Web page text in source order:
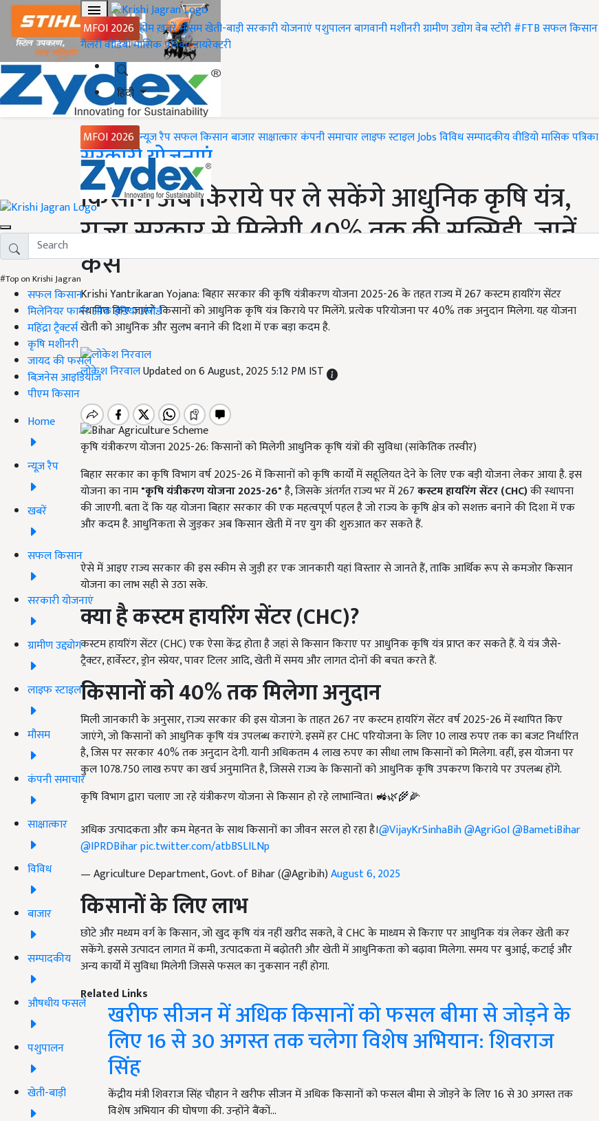
MFOI 2026 होमख़बरेंमौसमखेती-बाड़ीसरकारी योजनाएंपशुपालनबागवानीमशीनरीग्रामीण उद्योगवेब स्टोरी#FTBसफल किसान
गैलरीवीडियोमासिक पत्रिकाडायरेक्टरी
हिंदी
MFOI 2026 न्यूज़ रैपसफल किसानबाजारसाक्षात्कारकंपनी समाचारलाइफ स्टाइलJobsविविधसम्पादकीयवीडियोमासिक पत्रिका
#Top on Krishi Jagran
सफल किसान
मिलेनियर फार्मर ऑफ इंडिया अवॉर्ड
महिंद्रा ट्रैक्टर्स
कृषि मशीनरी
जायद की फसल
बिज़नेस आइडियाज
पीएम किसान
Home
न्यूज़ रैप
खबरें
सफल किसान
सरकारी योजनाएं
ग्रामीण उद्द्योग
लाइफ स्टाइल
मौसम
कंपनी समाचार
साक्षात्कार
विविध
बाजार
सम्पादकीय
औषधीय फसलें
पशुपालन
खेती-बाड़ी
Home
सरकारी योजनाएं
किसान अब किराये पर ले सकेंगे आधुनिक कृषि यंत्र,
राज्य सरकार से मिलेगी 40% तक की सब्सिडी, जानें
कैसे
Krishi Yantrikaran Yojana: बिहार सरकार की कृषि यंत्रीकरण योजना 2025-26 के तहत राज्य में 267 कस्टम हायरिंग सेंटर
स्थापित किए जाएंगे. किसानों को आधुनिक कृषि यंत्र किराये पर मिलेंगे. प्रत्येक परियोजना पर 40% तक अनुदान मिलेगा. यह योजना
खेती को आधुनिक और सुलभ बनाने की दिशा में एक बड़ा कदम है.
लोकेश निरवालUpdated on 6 August, 2025 5:12 PM IST
कृषि यंत्रीकरण योजना 2025-26: किसानों को मिलेगी आधुनिक कृषि यंत्रों की सुविधा (सांकेतिक तस्वीर)
बिहार सरकार का कृषि विभाग वर्ष 2025-26 में किसानों को कृषि कार्यों में सहूलियत देने के लिए एक बड़ी योजना लेकर आया है. इस
योजना का नाम"कृषि यंत्रीकरण योजना 2025-26"है, जिसके अंतर्गत राज्य भर में 267कस्टम हायरिंग सेंटर (CHC)की स्थापना
की जाएगी. बता दें कि यह योजना बिहार सरकार की एक महत्वपूर्ण पहल है जो राज्य के कृषि क्षेत्र को सशक्त बनाने की दिशा में एक
और कदम है. आधुनिकता से जुड़कर अब किसान खेती में नए युग की शुरुआत कर सकते हैं.
ऐसे में आइए राज्य सरकार की इस स्कीम से जुड़ी हर एक जानकारी यहां विस्तार से जानते हैं, ताकि आर्थिक रूप से कमजोर किसान
योजना का लाभ सही से उठा सके.
क्या है कस्टम हायरिंग सेंटर (CHC)?
कस्टम हायरिंग सेंटर (CHC) एक ऐसा केंद्र होता है जहां से किसान किराए पर आधुनिक कृषि यंत्र प्राप्त कर सकते हैं. ये यंत्र जैसे-
ट्रैक्टर, हार्वेस्टर, ड्रोन स्प्रेयर, पावर टिलर आदि, खेती में समय और लागत दोनों की बचत करते हैं.
किसानों को 40%तकमिलेगा अनुदान
मिली जानकारी के अनुसार, राज्य सरकार की इस योजना के ताहत 267 नए कस्टम हायरिंग सेंटर वर्ष 2025-26 में स्थापित किए
जाएंगे, जो किसानों को आधुनिक कृषि यंत्र उपलब्ध कराएंगे. इसमें हर CHC परियोजना के लिए 10 लाख रुपए तक का बजट निर्धारित
है, जिस पर सरकार 40% तक अनुदान देगी. यानी अधिकतम 4 लाख रुपए का सीधा लाभ किसानों को मिलेगा. वहीं, इस योजना पर
कुल 1078.750 लाख रुपए का खर्च अनुमानित है, जिससे राज्य के किसानों को आधुनिक कृषि उपकरण किराये पर उपलब्ध होंगे.
कृषि विभाग द्वारा चलाए जा रहे यंत्रीकरण योजना से किसान हो रहे लाभान्वित। 🚜🌿🌾🌽
अधिक उत्पादकता और कम मेहनत के साथ किसानों का जीवन सरल हो रहा है।@VijayKrSinhaBih@AgriGoI@BametiBihar
@IPRDBiharpic.twitter.com/atbBSLILNp
— Agriculture Department, Govt. of Bihar (@Agribih)August 6, 2025
किसानों के लिए लाभ
छोटे और मध्यम वर्ग के किसान, जो खुद कृषि यंत्र नहीं खरीद सकते, वे CHC के माध्यम से किराए पर आधुनिक यंत्र लेकर खेती कर
सकेंगे. इससे उत्पादन लागत में कमी, उत्पादकता में बढ़ोतरी और खेती में आधुनिकता को बढ़ावा मिलेगा. समय पर बुआई, कटाई और
अन्य कार्यों में सुविधा मिलेगी जिससे फसल का नुकसान नहीं होगा.
Related Links
खरीफ सीजन में अधिक किसानों को फसल बीमा से जोड़ने के
लिए 16 से 30 अगस्त तक चलेगा विशेष अभियान: शिवराज
सिंह
केंद्रीय मंत्री शिवराज सिंह चौहान ने खरीफ सीजन में अधिक किसानों को फसल बीमा से जोड़ने के लिए 16 से 30 अगस्त तक
विशेष अभियान की घोषणा की. उन्होंने बैंकों…